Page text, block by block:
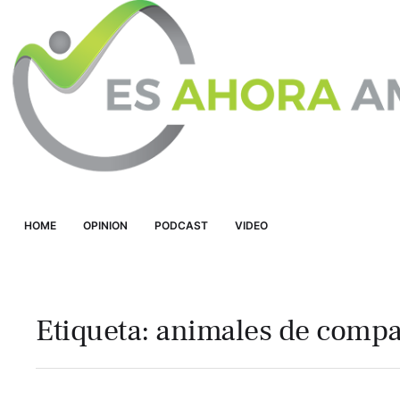
HOME OPINION PODCAST VIDEO
Etiqueta: animales de